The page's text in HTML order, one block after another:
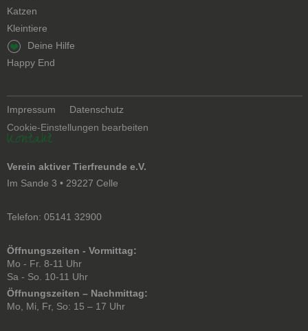
Katzen
Kleintiere
Navigation
überspringen
Deine Hilfe
Happy End
Navigation
überspringen
Impressum
Datenschutz
Cookie-Einstellungen bearbeiten
Kontakt
Verein aktiver Tierfreunde e.V.
Im Sande 3 • 29227 Celle
Telefon: 05141 32900
Öffnungszeiten - Vormittag:
Mo - Fr. 8-11 Uhr
Sa - So. 10-11 Uhr
Öffnungszeiten – Nachmittag:
Mo, Mi, Fr, So: 15 – 17 Uhr